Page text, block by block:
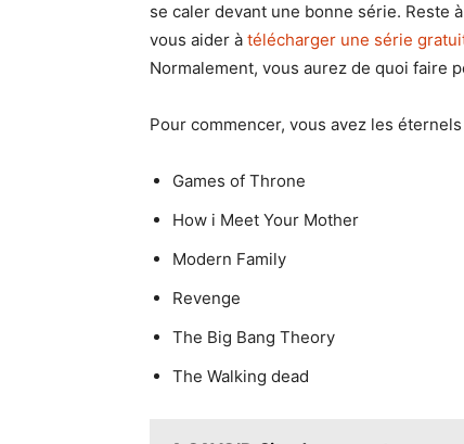
se caler devant une bonne série. Reste
vous aider à télécharger une série
Normalement, vous aurez de quoi faire
Pour commencer, vous avez les
Games of Throne
How i Meet Your Mother
Modern Family
Revenge
The Big Bang Theory
The Walking dead